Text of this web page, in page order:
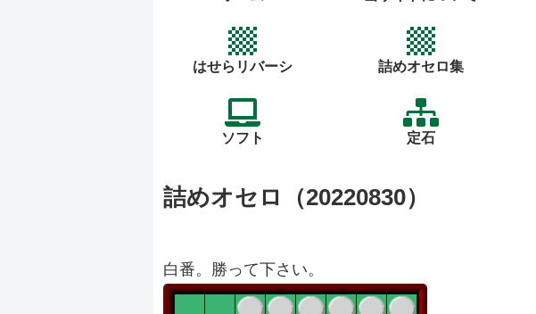
はせらリバーシ 詰めオセロ集
ソフト 定石
詰めオセロ（20220830）
白番。勝って下さい。